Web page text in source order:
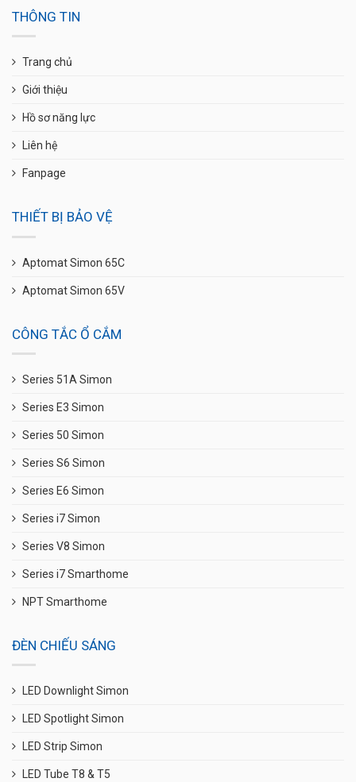
THÔNG TIN
Trang chủ
Giới thiệu
Hồ sơ năng lực
Liên hệ
Fanpage
THIẾT BỊ BẢO VỆ
Aptomat Simon 65C
Aptomat Simon 65V
CÔNG TẮC Ổ CẮM
Series 51A Simon
Series E3 Simon
Series 50 Simon
Series S6 Simon
Series E6 Simon
Series i7 Simon
Series V8 Simon
Series i7 Smarthome
NPT Smarthome
ĐÈN CHIẾU SÁNG
LED Downlight Simon
LED Spotlight Simon
LED Strip Simon
LED Tube T8 & T5